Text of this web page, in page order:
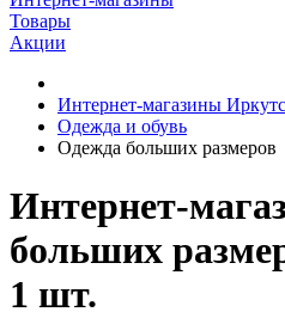
Товары
Акции
Интернет-магазины
Одежда и обувь
Одежда больших размеров
Интернет-
больших
1 шт.